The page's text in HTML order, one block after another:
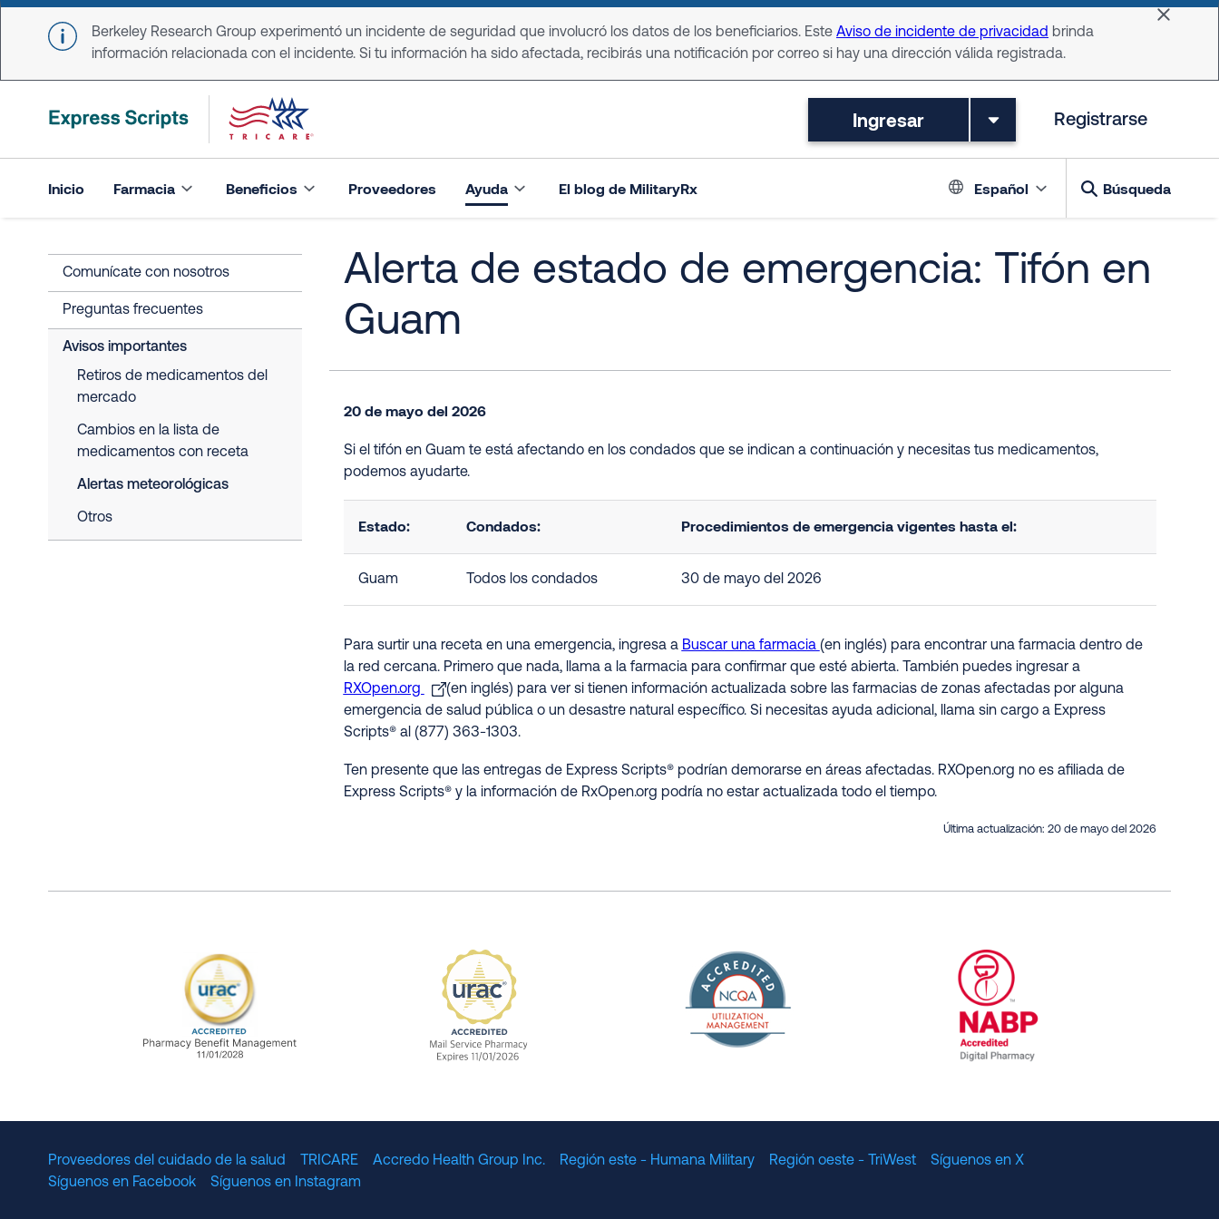
Skip to main content
Berkeley Research Group experimentó un incidente de seguridad que involucró los datos de los beneficiarios. Este Aviso de incidente de privacidad brinda
información relacionada con el incidente. Si tu información ha sido afectada, recibirás una notificación por correo si hay una dirección válida registrada.
Dismiss
Ingresar Registrarse
Inicio Farmacia Beneficios Proveedores Ayuda El blog de MilitaryRx Language
Español Búsqueda
Comunícate con nosotros
Preguntas frecuentes
Avisos importantes
Retiros de medicamentos del
mercado
Cambios en la lista de
medicamentos con receta
Alertas meteorológicas
Otros
Alerta de estado de emergencia: Tifón en
Guam
20 de mayo del 2026
Si el tifón en Guam te está afectando en los condados que se indican a continuación y necesitas tus medicamentos,
podemos ayudarte.
Estado: Condados: Procedimientos de emergencia vigentes hasta el:
Guam Todos los condados 30 de mayo del 2026
Para surtir una receta en una emergencia, ingresa a Buscar una farmacia (en inglés) para encontrar una farmacia dentro de
la red cercana. Primero que nada, llama a la farmacia para confirmar que esté abierta. También puedes ingresar a
RXOpen.org
(en inglés) para ver si tienen información actualizada sobre las farmacias de zonas afectadas por alguna
emergencia de salud pública o un desastre natural específico. Si necesitas ayuda adicional, llama sin cargo a Express
Scripts® al (877) 363-1303.
Ten presente que las entregas de Express Scripts® podrían demorarse en áreas afectadas. RXOpen.org no es afiliada de
Express Scripts® y la información de RxOpen.org podría no estar actualizada todo el tiempo.
Última actualización: 20 de mayo del 2026
Proveedores del cuidado de la salud TRICARE Accredo Health Group Inc. Región este - Humana Military Región oeste - TriWest
Síguenos en X
Síguenos en Facebook
Síguenos en Instagram